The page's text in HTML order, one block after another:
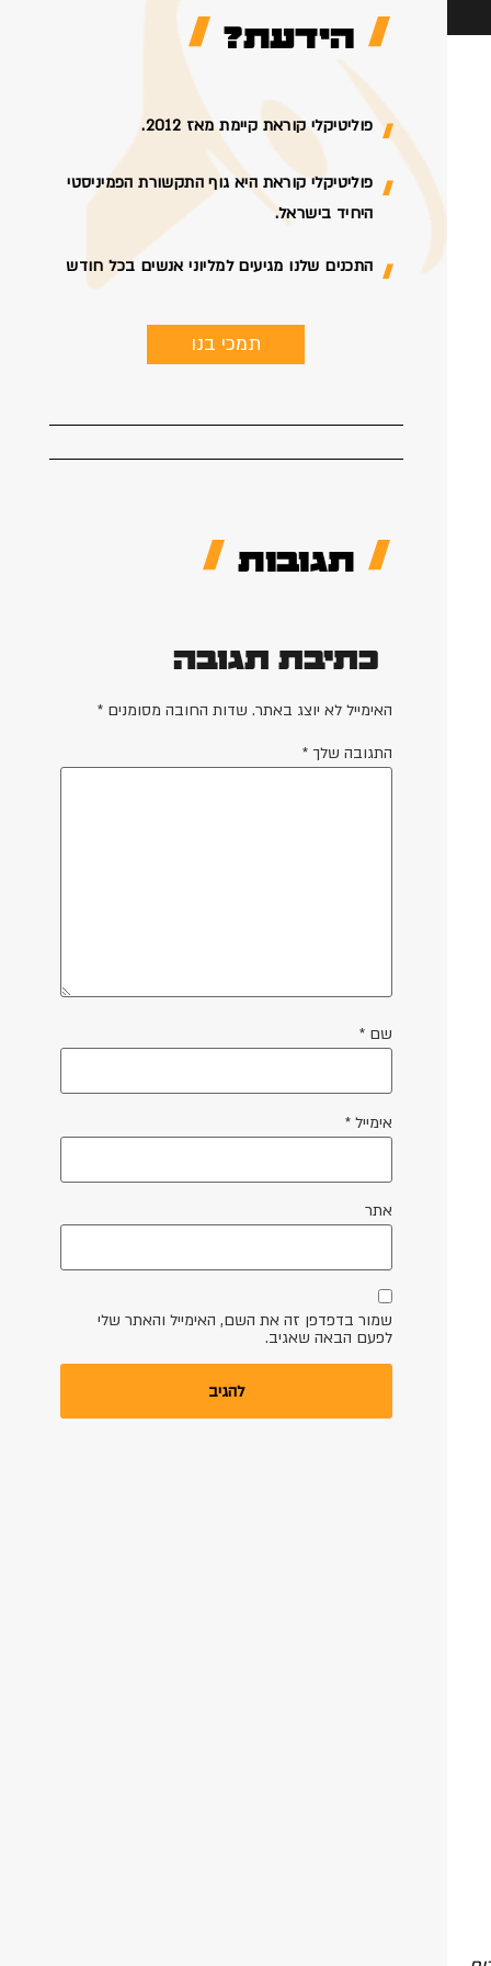
הידעת?
פוליטיקלי קוראת קיימת מאז 2012.
פוליטיקלי קוראת היא גוף התקשורת הפמיניסטי
היחיד בישראל.
התכנים שלנו מגיעים למליוני אנשים בכל חודש
תמכי בנו
תגובות
כתיבת תגובה
האימייל לא יוצג באתר. שדות החובה מסומנים*
התגובה שלך*
שם*
אימייל*
אתר
שמור בדפדפן זה את השם, האימייל והאתר שלי
לפעם הבאה שאגיב.